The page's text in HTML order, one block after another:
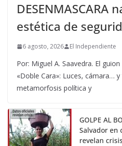
DESENMASCARA
estética de
6 agosto, 2026 El Independiente
Por: Miguel A. Saavedra. El
«Doble Cara»: Luces, cámara…
metamorfosis política y
GOLPE AL
Salvador en
revelan